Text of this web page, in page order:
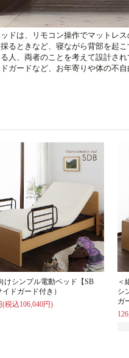
ドは、リモコン操作でマットレ
るときなど、寝ながら背部を起
人、両者のことを考えて設計さ
ガードなど、お年寄りや体の不
けシンプル電動ベッド【SB
ドガード付き）
(税込106,040円)
＜
シ
ガ